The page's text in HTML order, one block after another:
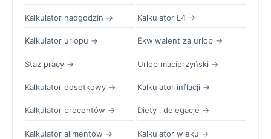
Kalkulator nadgodzin → Kalkulator L4 →
Kalkulator urlopu → Ekwiwalent za urlop →
Staż pracy → Urlop macierzyński →
Kalkulator odsetkowy → Kalkulator inflacji →
Kalkulator procentów → Diety i delegacje →
Kalkulator alimentów → Kalkulator wieku →